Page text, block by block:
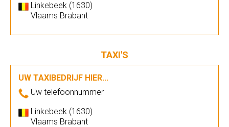
Linkebeek (1630)
Vlaams Brabant
TAXI'S
UW TAXIBEDRIJF HIER...
Uw telefoonnummer
Linkebeek (1630)
Vlaams Brabant